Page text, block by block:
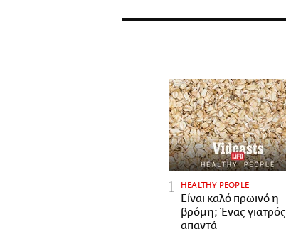
HEALTHY PEOPLE
Είναι καλό πρωινό η
βρόμη; Ένας γιατρός
απαντά